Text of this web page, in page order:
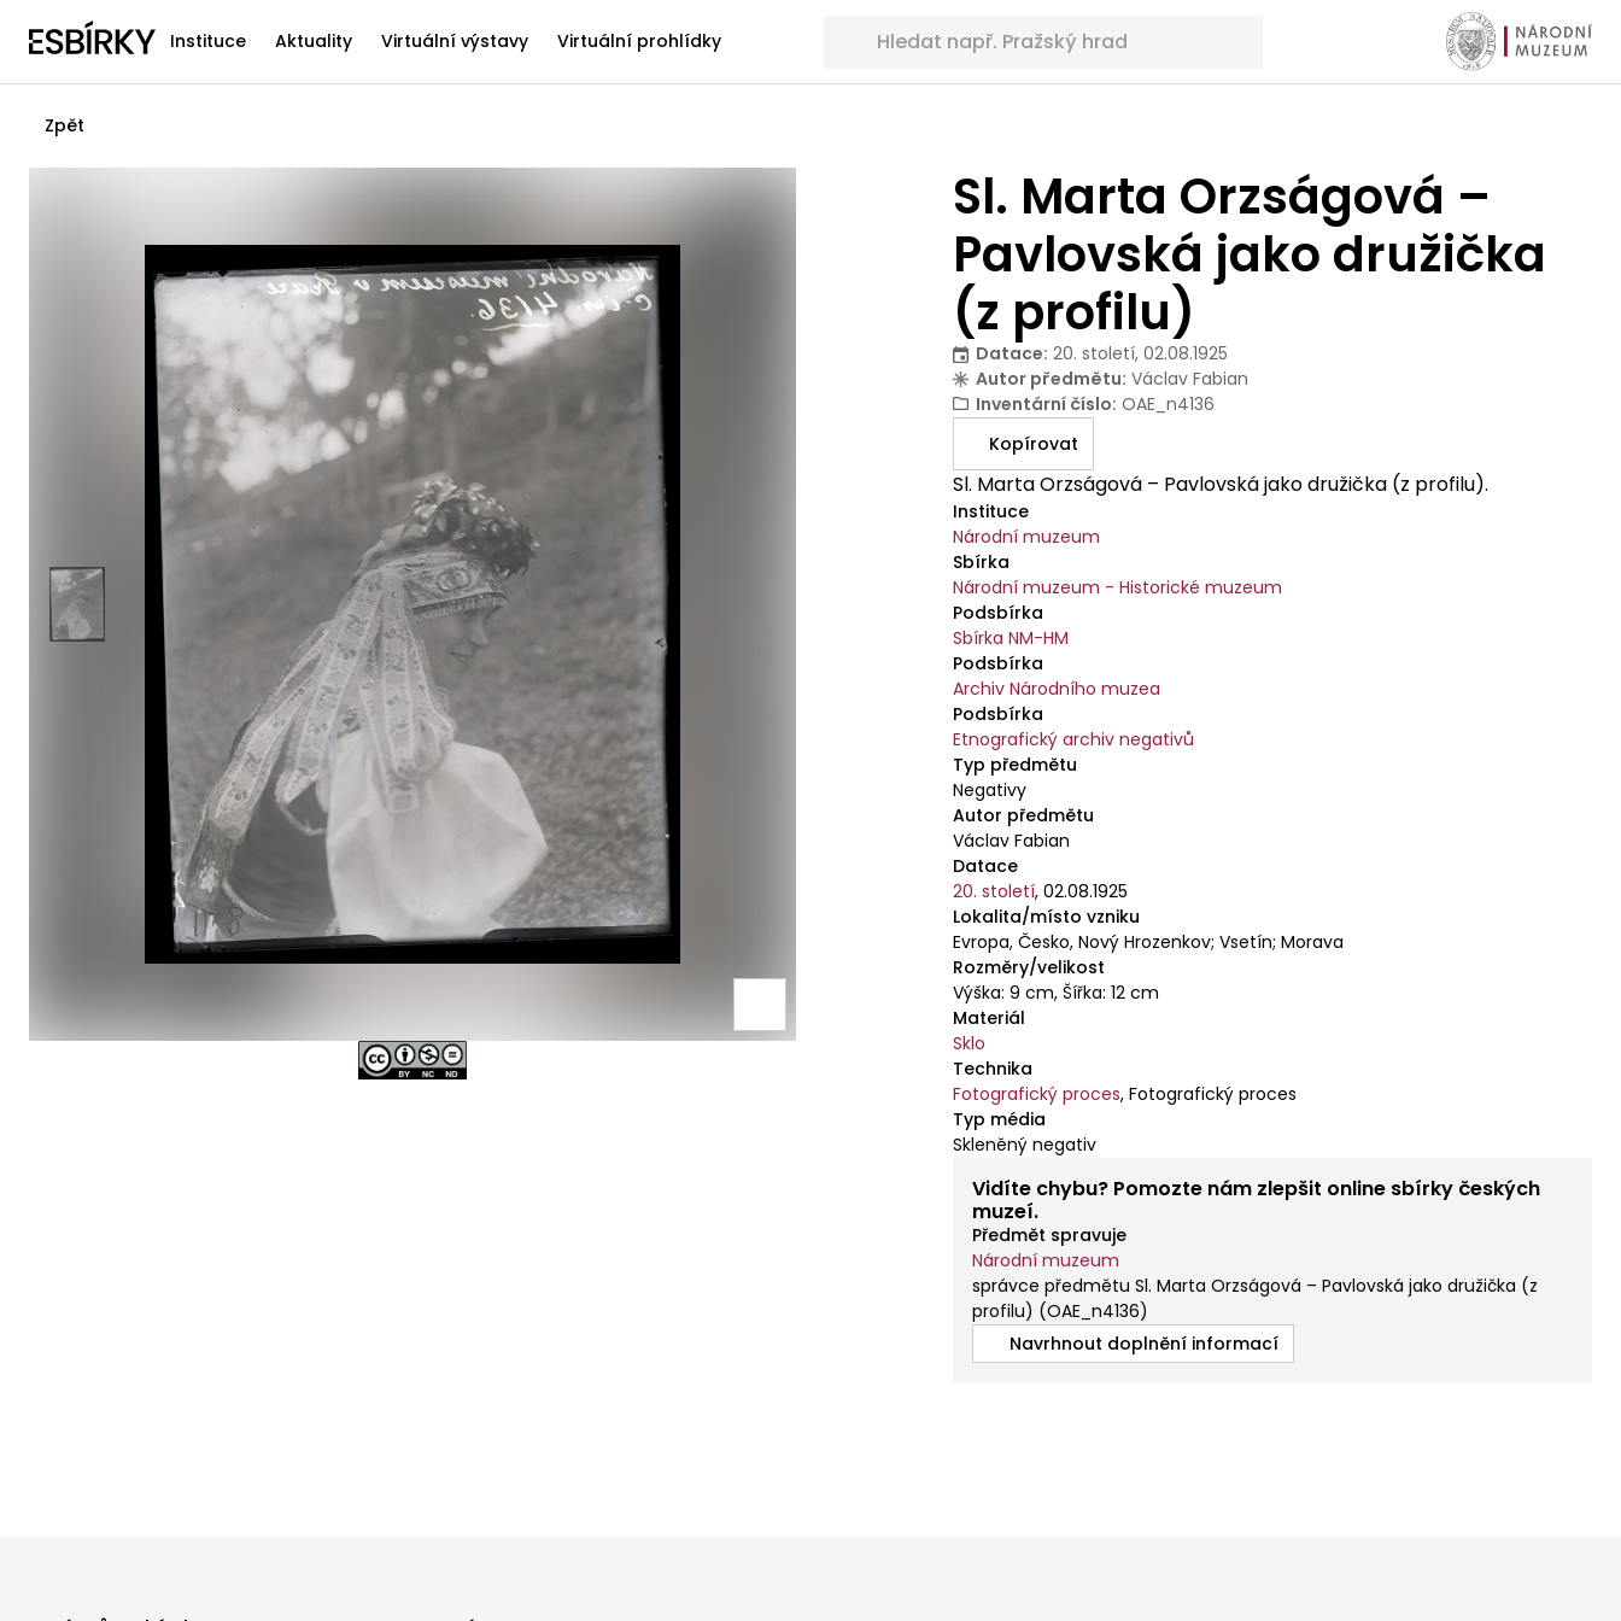
Instituce Aktuality Virtuální výstavy Virtuální prohlídky
Zpět
Sl. Marta Orzságová –
Pavlovská jako družička
(z profilu)
Datace: 20. století, 02.08.1925
Autor předmětu: Václav Fabian
Inventární číslo: OAE_n4136
Kopírovat
Sl. Marta Orzságová – Pavlovská jako družička (z profilu).
Instituce
Národní muzeum
Sbírka
Národní muzeum - Historické muzeum
Podsbírka
Sbírka NM-HM
Podsbírka
Archiv Národního muzea
Podsbírka
Etnografický archiv negativů
Typ předmětu
Negativy
Autor předmětu
Václav Fabian
Datace
20. století,02.08.1925
Lokalita/místo vzniku
Evropa, Česko, Nový Hrozenkov; Vsetín; Morava
Rozměry/velikost
Výška: 9 cm, Šířka: 12 cm
Materiál
Sklo
Technika
Fotografický proces,Fotografický proces
Typ média
Skleněný negativ
Vidíte chybu? Pomozte nám zlepšit online sbírky českých
muzeí.
Předmět spravuje
Národní muzeum
správce předmětu Sl. Marta Orzságová – Pavlovská jako družička (z
profilu) (OAE_n4136)
Navrhnout doplnění informací